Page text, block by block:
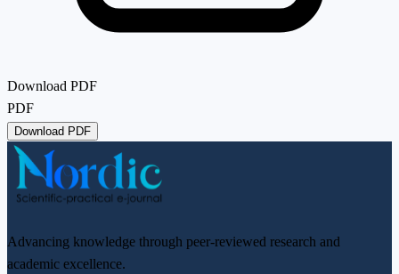
Download PDF
PDF
Download PDF
Advancing knowledge through peer-reviewed research and
academic excellence.